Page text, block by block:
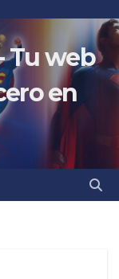
Tu web
en